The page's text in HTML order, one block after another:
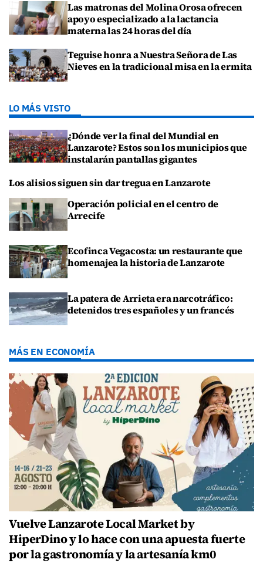
Las matronas del Molina Orosa ofrecen
apoyo especializado a la lactancia
materna las 24 horas del día
Teguise honra a Nuestra Señora de Las
Nieves en la tradicional misa en la ermita
LO MÁS VISTO
¿Dónde ver la final del Mundial en
Lanzarote? Estos son los municipios que
instalarán pantallas gigantes
Los alisios siguen sin dar tregua en Lanzarote
Operación policial en el centro de
Arrecife
Ecofinca Vegacosta: un restaurante que
homenajea la historia de Lanzarote
La patera de Arrieta era narcotráfico:
detenidos tres españoles y un francés
MÁS EN ECONOMÍA
Vuelve Lanzarote Local Market by
HiperDino y lo hace con una apuesta fuerte
por la gastronomía y la artesanía km0